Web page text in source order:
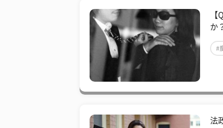
【
か
#
法